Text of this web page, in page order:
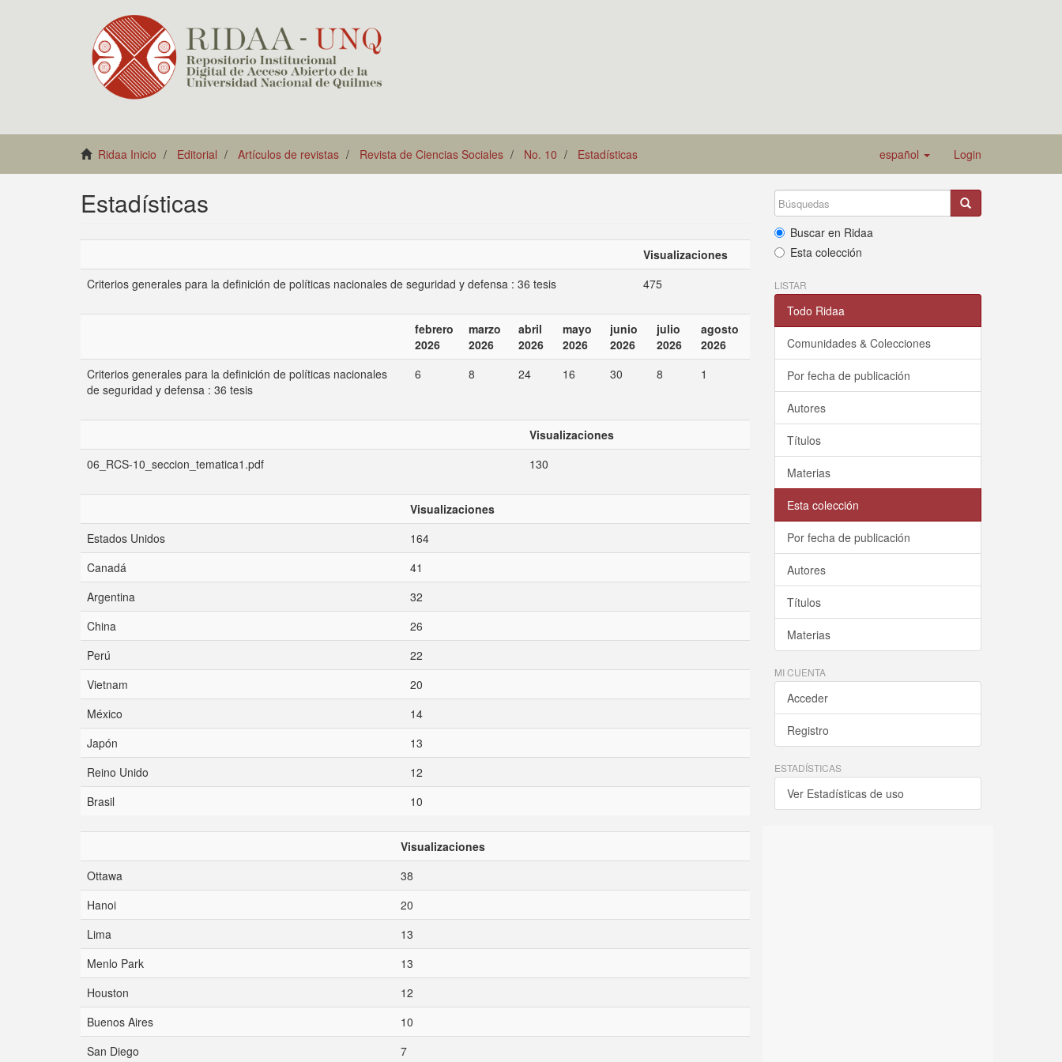
Ridaa Inicio Editorial Artículos de revistas Revista de Ciencias Sociales No. 10 Estadísticas español Login
Estadísticas
Visualizaciones
Criterios generales para la definición de políticas nacionales de seguridad y defensa : 36 tesis
475
febrero
2026
marzo
2026
abril
2026
mayo
2026
junio
2026
julio
2026
agosto
2026
Criterios generales para la definición de políticas nacionales
de seguridad y defensa : 36 tesis
6 8 24 16 30 8 1
Visualizaciones
06_RCS-10_seccion_tematica1.pdf
130
Visualizaciones
Estados Unidos
164
Canadá
41
Argentina
32
China
26
Perú
22
Vietnam
20
México
14
Japón
13
Reino Unido
12
Brasil
10
Visualizaciones
Ottawa
38
Hanoi
20
Lima
13
Menlo Park
13
Houston
12
Buenos Aires
10
San Diego
7
Buscar en Ridaa
Esta colección
LISTAR
Todo Ridaa
Comunidades & Colecciones
Por fecha de publicación
Autores
Títulos
Materias
Esta colección
Por fecha de publicación
Autores
Títulos
Materias
MI CUENTA
Acceder
Registro
ESTADÍSTICAS
Ver Estadísticas de uso